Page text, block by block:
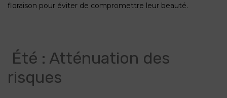
floraison pour éviter de compromettre leur beauté.
Été : Atténuation des
risques